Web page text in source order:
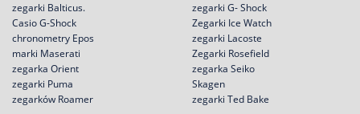
zegarki Balticus.
Casio G-Shock
chronometry Epos
zegarki G- Shock
Zegarki Ice Watch
zegarki Lacoste
marki Maserati
zegarka Orient
zegarki Puma
zegarków Roamer
Zegarki Rosefield
zegarka Seiko
Skagen
zegarki Ted Bake